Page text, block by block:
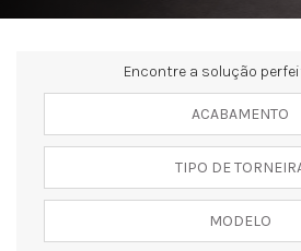
Encontre a solução
ACABAMENTO
TIPO DE
MODELO